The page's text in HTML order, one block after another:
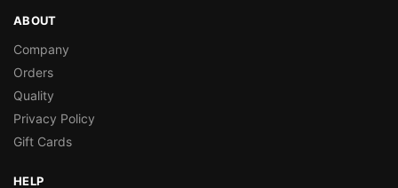
ABOUT
Company
Orders
Quality
Privacy Policy
Gift Cards
HELP